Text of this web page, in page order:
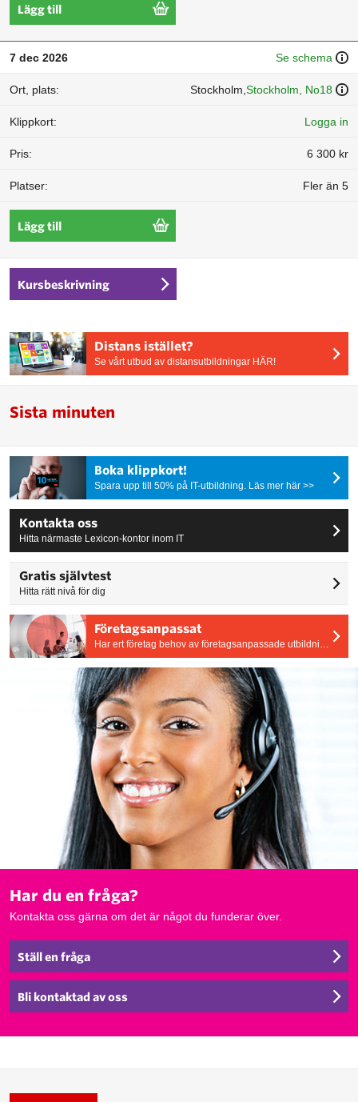
Lägg till
7 dec 2026 Se schema
Stockholm, Stockholm, No18
Logga in
6 300 kr
Fler än 5
Lägg till
Kursbeskrivning
Distans istället?
Se vårt utbud av distansutbildningar HÄR!
Sista minuten
Boka klippkort!
Spara upp till 50% på IT-utbildning. Läs mer här >>
Kontakta oss
Hitta närmaste Lexicon-kontor inom IT
Gratis självtest
Hitta rätt nivå för dig
Företagsanpassat
Har ert företag behov av företagsanpassade utbildningar? Vi skräddarsyr utbildningens tid, plats och innehåll efter era behov.
Har du en fråga?
Kontakta oss gärna om det är något du funderar över.
Ställ en fråga
Bli kontaktad av oss